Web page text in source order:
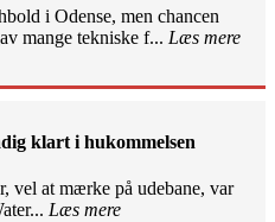
i Odense, men chancen
mange tekniske f... Læs mere
klart i hukommelsen
vel at mærke på udebane, var
Læs mere